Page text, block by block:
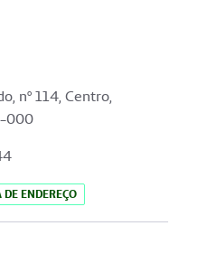
nº 114, Centro,
000
ENDEREÇO